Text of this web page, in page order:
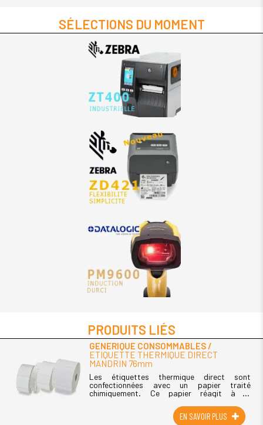
SÉLECTIONS DU MOMENT
PRODUITS LIÉS
GENERIQUE CONSOMMABLES
ETIQUETTE THERMIQUE DIRECT
MANDRIN 76mm
Les étiquettes thermique direct sont
confectionnées avec un papier traité
chimiquement. Ce papier réagit à la
d'impression des imprimantes transfert
thermique. Le papier (...) EN SAVOIR PLUS